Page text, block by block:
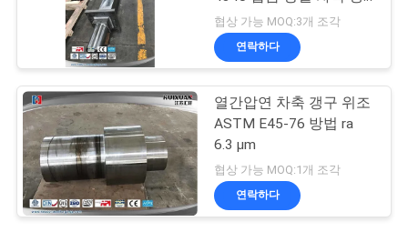
관
리
사
이
위조된 실린더
23
구
협상 가능 MOQ:3개 조각
연락하다
열간압연 차축 갱구 위조
ASTM E45-76 방법 ra
6.3 μm
협상 가능 MOQ:1개 조각
연락하다